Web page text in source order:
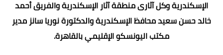
الإسكندرية وكل آثارى منطقة آثار الإسكندرية والفريق أحمد
خالد حسن سعيد محافظ الإسكندرية والدكتورة نوريا سانز مدير
مكتب اليونسكو الإقليمي بالقاهرة.